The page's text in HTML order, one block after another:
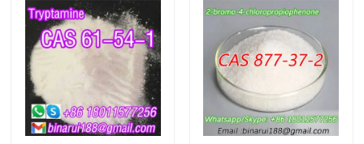
Βίντεο
Σχετικά με εμάς
Επισκέψεις στο εργοστάσιο